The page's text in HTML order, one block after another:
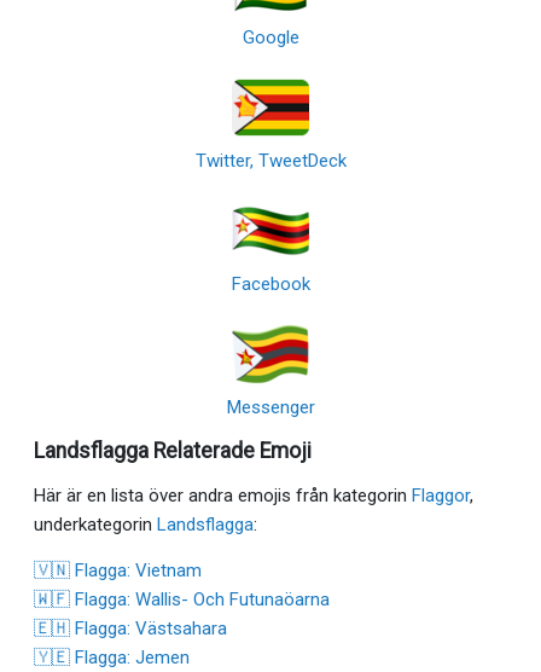
Google
Twitter, TweetDeck
Facebook
Messenger
Landsflagga Relaterade Emoji
Här är en lista över andra emojis från kategorin Flaggor,
underkategorin Landsflagga:
🇻🇳 Flagga: Vietnam
🇼🇫 Flagga: Wallis- Och Futunaöarna
🇪🇭 Flagga: Västsahara
🇾🇪 Flagga: Jemen